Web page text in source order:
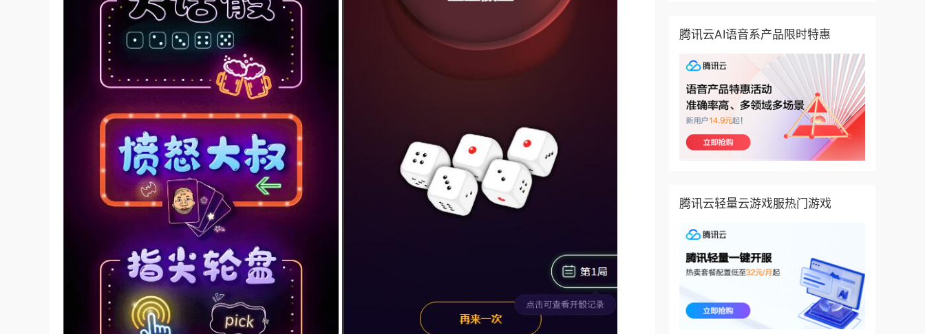
腾讯云AI语音系产品限时特惠
腾讯云轻量云游戏服热门游戏